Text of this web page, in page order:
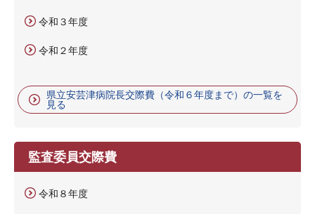
令和３年度
令和２年度
県立安芸津病院長交際費（令和６年度まで）の一覧を
見る
監査委員交際費
令和８年度